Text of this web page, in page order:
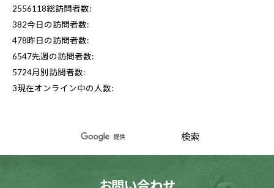
2556118総訪問者数:
382今日の訪問者数:
478昨日の訪問者数:
6547先週の訪問者数:
5724月別訪問者数:
3現在オンライン中の人数: